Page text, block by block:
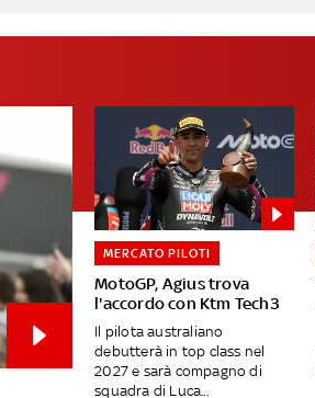
MotoGP, Agius trova
l'accordo con Ktm Tech3
MERCATO PILOTI
Il pilota australiano
debutterà in top class nel
2027 e sarà compagno di
squadra di Luca...